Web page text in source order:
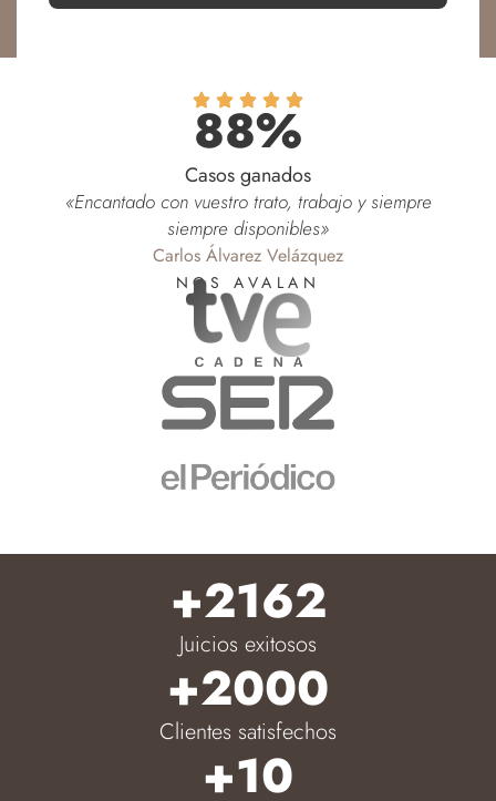
88%
Casos ganados
«Encantado con vuestro trato, trabajo y siempre
siempre disponibles»
Carlos Álvarez Velázquez
NOS AVALAN
+2162
Juicios exitosos
+2000
Clientes satisfechos
+10